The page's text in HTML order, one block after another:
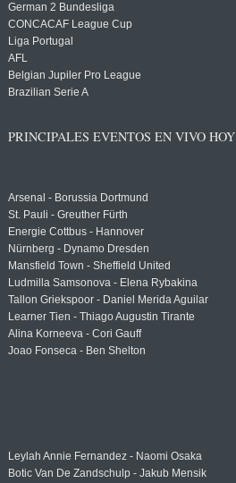
German 2 Bundesliga
CONCACAF League Cup
Liga Portugal
AFL
Belgian Jupiler Pro League
Brazilian Serie A
PRINCIPALES EVENTOS EN VIVO HOY
Arsenal - Borussia Dortmund
St. Pauli - Greuther Fürth
Energie Cottbus - Hannover
Nürnberg - Dynamo Dresden
Mansfield Town - Sheffield United
Ludmilla Samsonova - Elena Rybakina
Tallon Griekspoor - Daniel Merida Aguilar
Learner Tien - Thiago Augustin Tirante
Alina Korneeva - Cori Gauff
Joao Fonseca - Ben Shelton
Leylah Annie Fernandez - Naomi Osaka
Botic Van De Zandschulp - Jakub Mensik